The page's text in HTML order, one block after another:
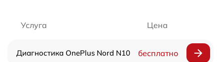
Услуга Цена
Диагностика OnePlus Nord N10 бесплатно